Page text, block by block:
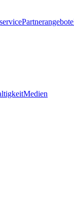
Partnerangebote
Medien